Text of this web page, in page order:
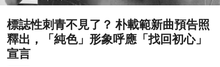
標誌性刺青不見了？ 朴載範新曲預告照
釋出，「純色」形象呼應「找回初心」
宣言